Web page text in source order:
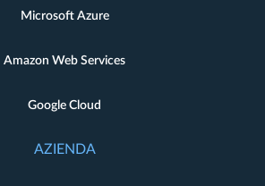
Microsoft Azure
Amazon Web Services
Google Cloud
AZIENDA